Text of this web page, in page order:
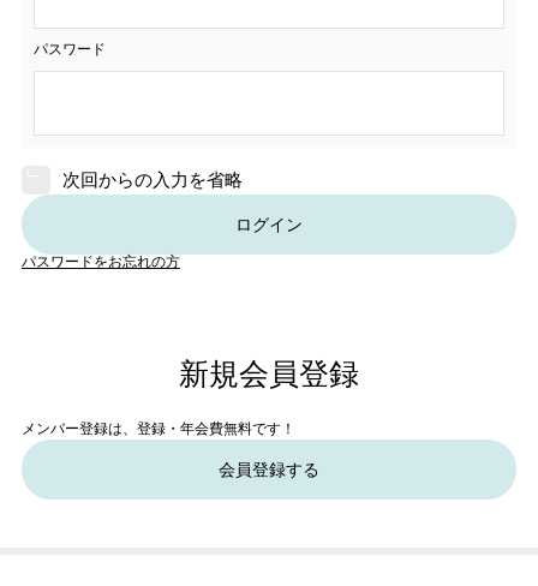
パスワード
次回からの入力を省略
ログイン
パスワードをお忘れの方
新規会員登録
メンバー登録は、登録・年会費無料です！
会員登録する